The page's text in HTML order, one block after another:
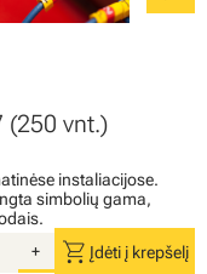
(250 vnt.)
instaliacijose.
simbolių gama,
+ shopping_cart Įdėti į krepšelį